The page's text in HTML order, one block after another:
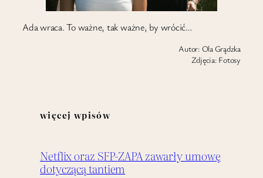
Ada wraca. To ważne, tak ważne, by wrócić…
Autor: Ola Grądzka
Zdjęcia: Fotosy
więcej wpisów
Netflix oraz SFP-ZAPA zawarły umowę
dotyczącą tantiem